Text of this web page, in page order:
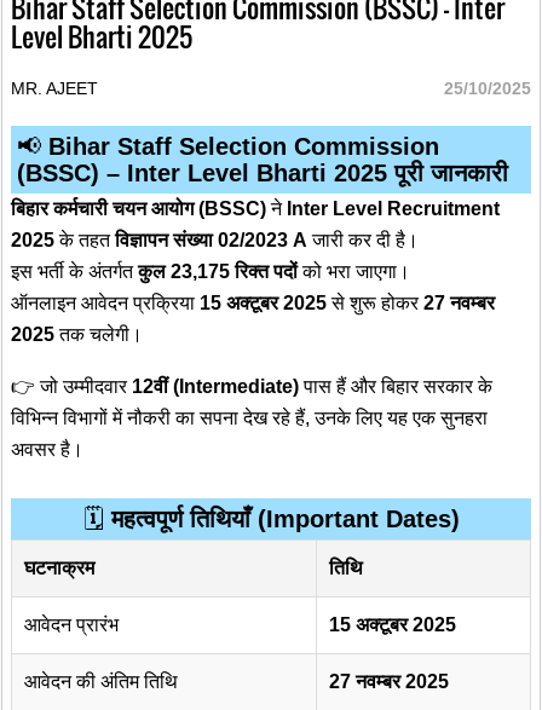
Level Bharti 2025
MR. AJEET 25/10/2025
📢 Bihar Staff Selection Commission
(BSSC) – Inter Level Bharti 2025 पूरी जानकारी
बिहार कर्मचारी चयन आयोग (BSSC)ने Inter Level Recruitment
2025के तहतविज्ञापन संख्या 02/2023 A जारी कर दी है।
इस भर्ती के अंतर्गतकुल 23,175 रिक्त पदोंको भरा जाएगा।
ऑनलाइन आवेदन प्रक्रिया 15 अक्टूबर 2025से शुरू होकर27 नवम्बर
2025तक चलेगी।
👉 जो उम्मीदवार 12वीं (Intermediate)पास हैं और बिहार सरकार के
विभिन्न विभागों में नौकरी का सपना देख रहे हैं, उनके लिए यह एक सुनहरा
अवसर है।
🗓️महत्वपूर्ण तिथियाँ (Important Dates)
घटनाक्रम तिथि
आवेदन प्रारंभ 15 अक्टूबर 2025
आवेदन की अंतिम तिथि 27 नवम्बर 2025